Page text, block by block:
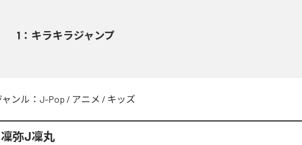
1 ： キラキラジャンプ
ャンル： J-Pop / アニメ / キッズ
凜弥J凜丸